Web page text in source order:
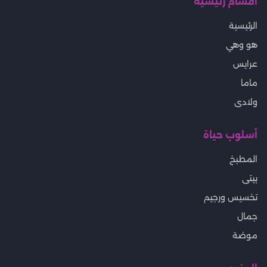
الرئيسية
هو وهي
عرايس
ماما
ولادى
أسلوب حياة
المطبخ
بيتى
تخسيس ورجيم
جمال
موضة